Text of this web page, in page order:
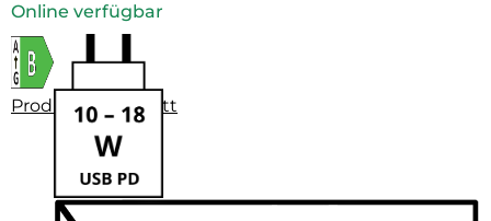
Online verfügbar
Produktdatenblatt